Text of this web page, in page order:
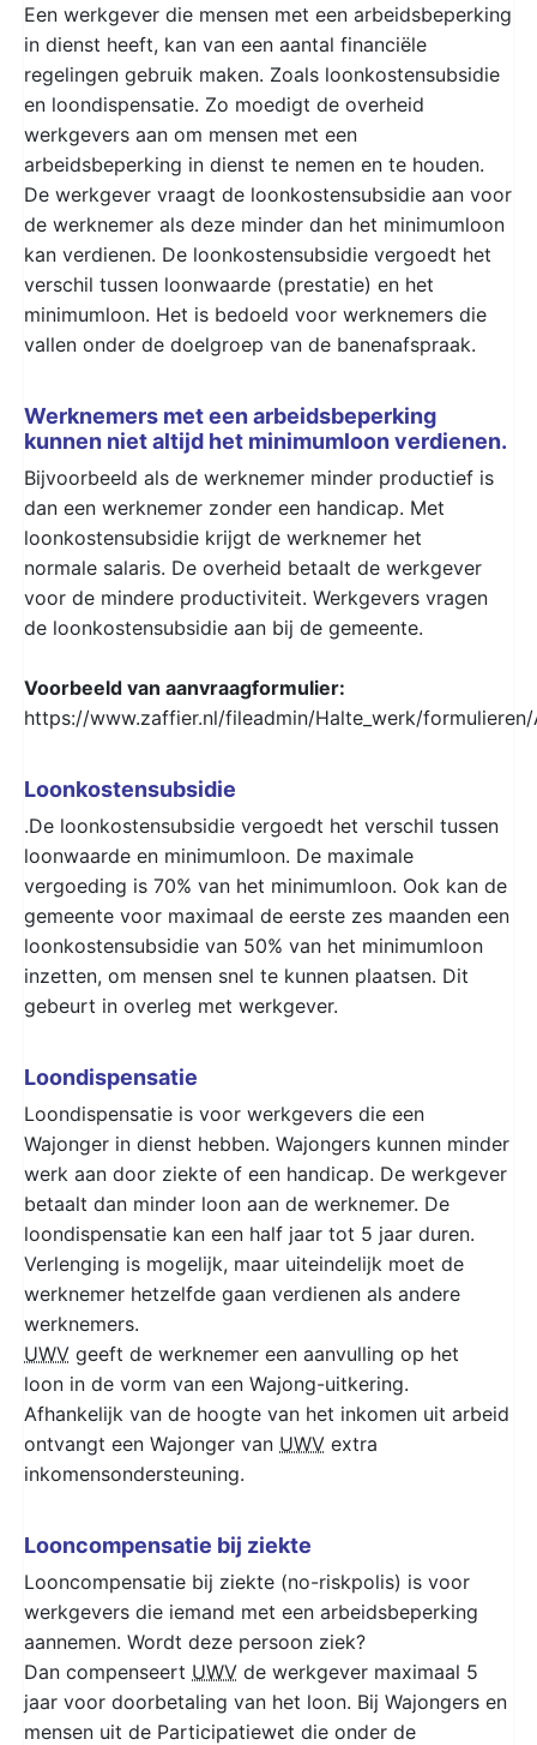
Een werkgever die mensen met een arbeidsbeperking
in dienst heeft, kan van een aantal financiële
regelingen gebruik maken. Zoals loonkostensubsidie
en loondispensatie. Zo moedigt de overheid
werkgevers aan om mensen met een
arbeidsbeperking in dienst te nemen en te houden.
De werkgever vraagt de loonkostensubsidie aan voor
de werknemer als deze minder dan het minimumloon
kan verdienen. De loonkostensubsidie vergoedt het
verschil tussen loonwaarde (prestatie) en het
minimumloon. Het is bedoeld voor werknemers die
vallen onder de doelgroep van de banenafspraak.
Werknemers met een arbeidsbeperking
kunnen niet altijd het minimumloon verdienen.
Bijvoorbeeld als de werknemer minder productief is
dan een werknemer zonder een handicap. Met
loonkostensubsidie krijgt de werknemer het
normale salaris. De overheid betaalt de werkgever
voor de mindere productiviteit. Werkgevers vragen
de loonkostensubsidie aan bij de gemeente.
Voorbeeld van aanvraagformulier:
https://www.zaffier.nl/fileadmin/Halte_werk/formulieren/
Loonkostensubsidie
.De loonkostensubsidie vergoedt het verschil tussen
loonwaarde en minimumloon. De maximale
vergoeding is 70% van het minimumloon. Ook kan de
gemeente voor maximaal de eerste zes maanden een
loonkostensubsidie van 50% van het minimumloon
inzetten, om mensen snel te kunnen plaatsen. Dit
gebeurt in overleg met werkgever.
Loondispensatie
Loondispensatie is voor werkgevers die een
Wajonger in dienst hebben. Wajongers kunnen minder
werk aan door ziekte of een handicap. De werkgever
betaalt dan minder loon aan de werknemer. De
loondispensatie kan een half jaar tot 5 jaar duren.
Verlenging is mogelijk, maar uiteindelijk moet de
werknemer hetzelfde gaan verdienen als andere
werknemers.
UWV geeft de werknemer een aanvulling op het
loon in de vorm van een Wajong-uitkering.
Afhankelijk van de hoogte van het inkomen uit arbeid
ontvangt een Wajonger van UWV extra
inkomensondersteuning.
Looncompensatie bij ziekte
Looncompensatie bij ziekte (no-riskpolis) is voor
werkgevers die iemand met een arbeidsbeperking
aannemen. Wordt deze persoon ziek?
Dan compenseert UWV de werkgever maximaal 5
jaar voor doorbetaling van het loon. Bij Wajongers en
mensen uit de Participatiewet die onder de